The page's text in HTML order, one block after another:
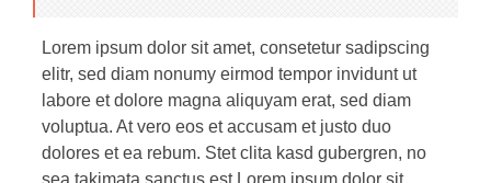
Lorem ipsum dolor sit amet, consetetur sadipscing
elitr, sed diam nonumy eirmod tempor invidunt ut
labore et dolore magna aliquyam erat, sed diam
voluptua. At vero eos et accusam et justo duo
dolores et ea rebum. Stet clita kasd gubergren, no
sea takimata sanctus est Lorem ipsum dolor sit